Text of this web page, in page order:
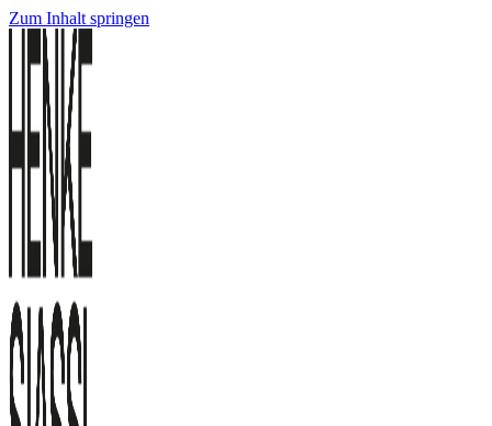
Zum Inhalt springen